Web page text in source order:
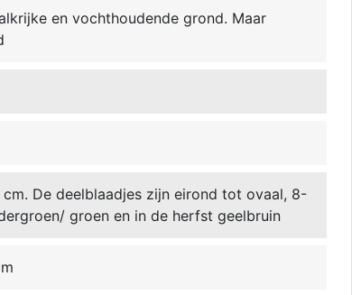
en vochthoudende grond. Maar
De deelblaadjes zijn eirond tot ovaal, 8-
groen en in de herfst geelbruin